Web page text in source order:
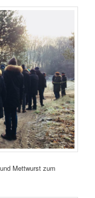
Mettwurst zum